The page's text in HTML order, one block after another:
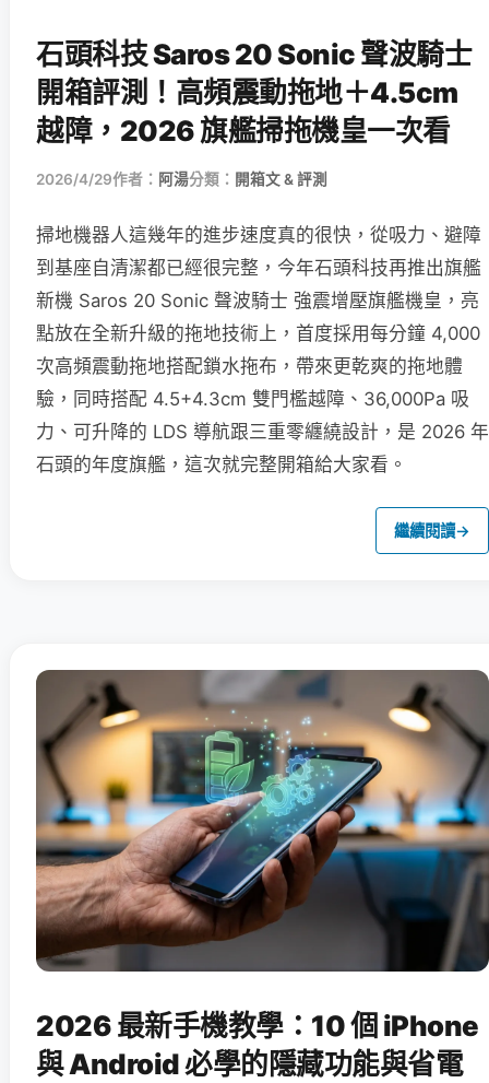
石頭科技 Saros 20 Sonic 聲波騎士
開箱評測！高頻震動拖地＋4.5cm
越障，2026 旗艦掃拖機皇一次看
2026/4/29作者： 阿湯分類： 開箱文 & 評測
掃地機器人這幾年的進步速度真的很快，從吸力、避障
到基座自清潔都已經很完整，今年石頭科技再推出旗艦
新機 Saros 20 Sonic 聲波騎士 強震增壓旗艦機皇，亮
點放在全新升級的拖地技術上，首度採用每分鐘 4,000
次高頻震動拖地搭配鎖水拖布，帶來更乾爽的拖地體
驗，同時搭配 4.5+4.3cm 雙門檻越障、36,000Pa 吸
力、可升降的 LDS 導航跟三重零纏繞設計，是 2026 年
石頭的年度旗艦，這次就完整開箱給大家看。
繼續閱讀→
2026 最新手機教學：10 個 iPhone
與 Android 必學的隱藏功能與省電